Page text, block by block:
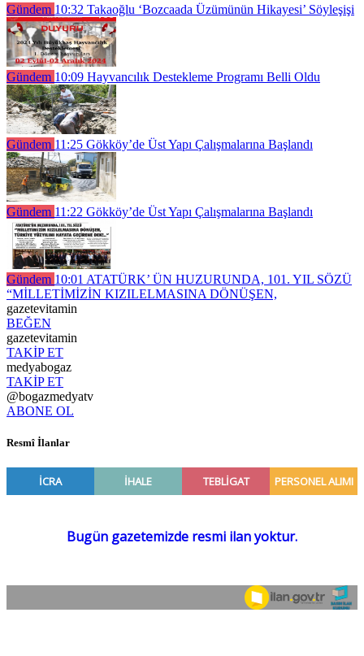
Gündem 10:32 Takaoğlu ‘Bozcaada Üzümünün Hikayesi’ Söyleşişi
Gündem 10:09 Hayvancılık Destekleme Programı Belli Oldu
Gündem 11:25 Gökköy’de Üst Yapı Çalışmalarına Başlandı
Gündem 11:22 Gökköy’de Üst Yapı Çalışmalarına Başlandı
Gündem 10:01 ATATÜRK’ ÜN HUZURUNDA, 101. YIL SÖZÜ
“MİLLETİMİZİN KIZILELMASINA DÖNÜŞEN,
gazetevitamin
BEĞEN
gazetevitamin
TAKİP ET
medyabogaz
TAKİP ET
@bogazmedyatv
ABONE OL
Resmî İlanlar